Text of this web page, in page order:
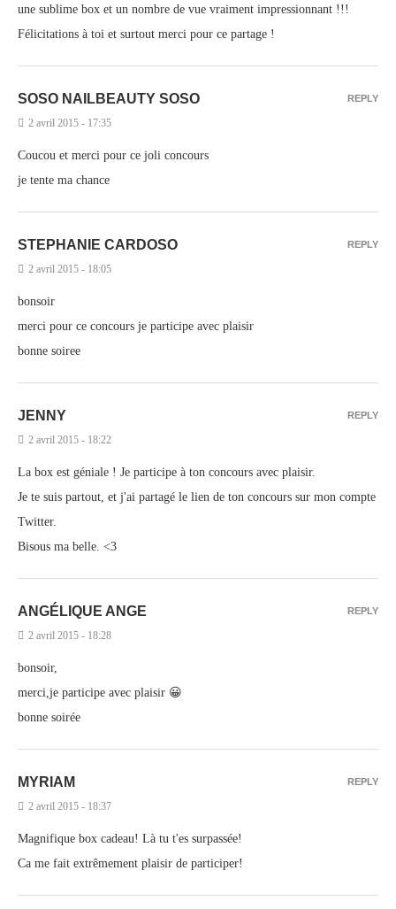
une sublime box et un nombre de vue vraiment impressionnant !!!
Félicitations à toi et surtout merci pour ce partage !
SOSO NAILBEAUTY SOSO
2 avril 2015 - 17:35
Coucou et merci pour ce joli concours
je tente ma chance
REPLY
STEPHANIE CARDOSO
2 avril 2015 - 18:05
bonsoir
merci pour ce concours je participe avec plaisir
bonne soiree
REPLY
JENNY
2 avril 2015 - 18:22
La box est géniale ! Je participe à ton concours avec plaisir.
Je te suis partout, et j'ai partagé le lien de ton concours sur mon compte
Twitter.
Bisous ma belle. <3
REPLY
ANGÉLIQUE ANGE
2 avril 2015 - 18:28
bonsoir,
merci,je participe avec plaisir 😀
bonne soirée
REPLY
MYRIAM
2 avril 2015 - 18:37
Magnifique box cadeau! Là tu t'es surpassée!
Ca me fait extrêmement plaisir de participer!
REPLY